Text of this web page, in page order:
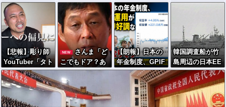
を子どもに食わ
せるのを諦める
ｗｗｗｗｗｗｗ
国SNSで普通に
転売されてい
た・・・
神社、境内にお
けるコスプレや
軍装の禁止を発
表！
の日本超え →AI
【悲報】彫り師
YouTuber「タト
ゥー入れてる奴
は全員バカで
す。すごい民度
低い」
NEW
さんま「ど
こでもドア？あ
れ不便やで」
【朗報】日本の
年金制度、GPIF
の運用が思った
より好調なおか
げでなんとかな
りそう
韓国調査船が竹
島周辺の日本EE
Z内で調査か、
ワイヤのような
もの海中に投
入…外務省が抗